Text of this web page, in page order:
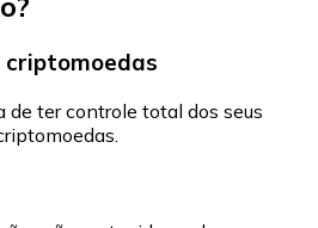
criptomoedas
de ter controle total dos seus